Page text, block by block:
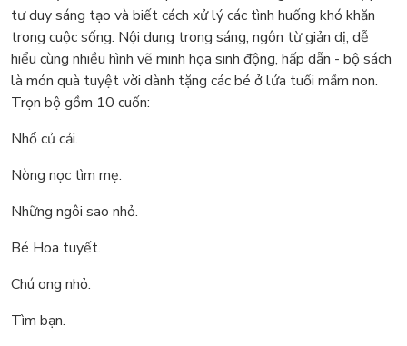
tư duy sáng tạo và biết cách xử lý các tình huống khó khăn
trong cuộc sống. Nội dung trong sáng, ngôn từ giản dị, dễ
hiểu cùng nhiều hình vẽ minh họa sinh động, hấp dẫn - bộ sách
là món quà tuyệt vời dành tặng các bé ở lứa tuổi mầm non.
Trọn bộ gồm 10 cuốn:
Nhổ củ cải.
Nòng nọc tìm mẹ.
Những ngôi sao nhỏ.
Bé Hoa tuyết.
Chú ong nhỏ.
Tìm bạn.